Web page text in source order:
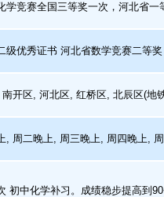
竞赛全国三等奖一次，河北省一
级优秀证书 河北省数学竞赛二等
开区, 河北区, 红桥区, 北辰区(地
, 周二晚上, 周三晚上, 周四晚上,
初中化学补习。成绩稳步提高到